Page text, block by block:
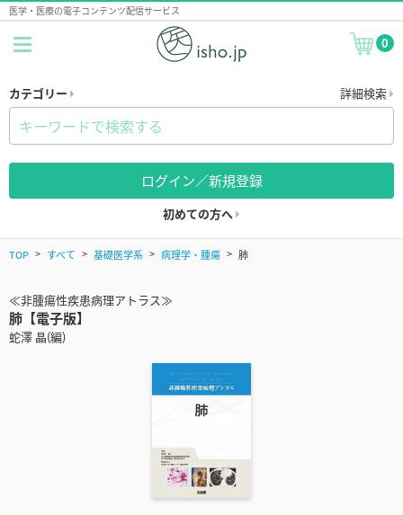
医学・医療の電子コンテンツ配信サービス
0
カテゴリー 詳細検索
ログイン／新規登録
初めての方へ
TOP すべて 基礎医学系 病理学・腫瘍 肺
≪非腫瘍性疾患病理アトラス≫
肺【電子版】
蛇澤 晶(編)